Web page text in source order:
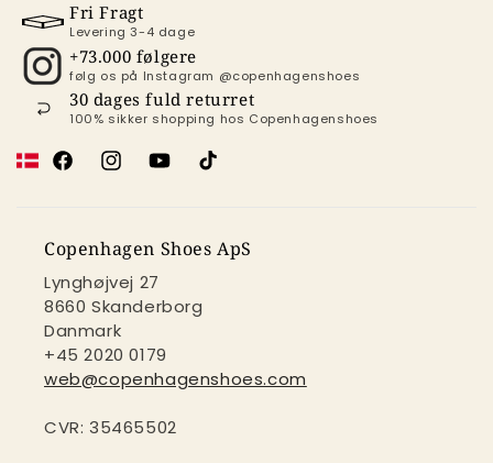
Fri Fragt
Levering 3-4 dage
+73.000 følgere
følg os på Instagram @copenhagenshoes
30 dages fuld returret
100% sikker shopping hos Copenhagenshoes
FacebookInstagramYouTubeTikTok
Copenhagen Shoes ApS
Lynghøjvej 27
8660 Skanderborg
Danmark
+45 2020 0179
web@copenhagenshoes.com
CVR: 35465502